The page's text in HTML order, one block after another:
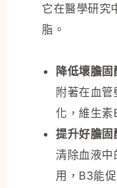
它在醫學研究
脂。
降低壞膽固
附著在血
化，維生素
提升好膽固
清除血液中
用，B3能